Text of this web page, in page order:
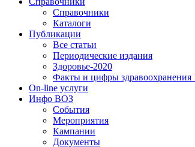
Справочники
Каталоги
Публикации
Все статьи
Периодические издания
Здоровье-2020
Факты и цифры здравоохранения
On-line услуги
Инфо ВОЗ
События
Мероприятия
Кампании
Документы